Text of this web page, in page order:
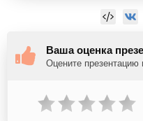
Ваша оценка
Оцените